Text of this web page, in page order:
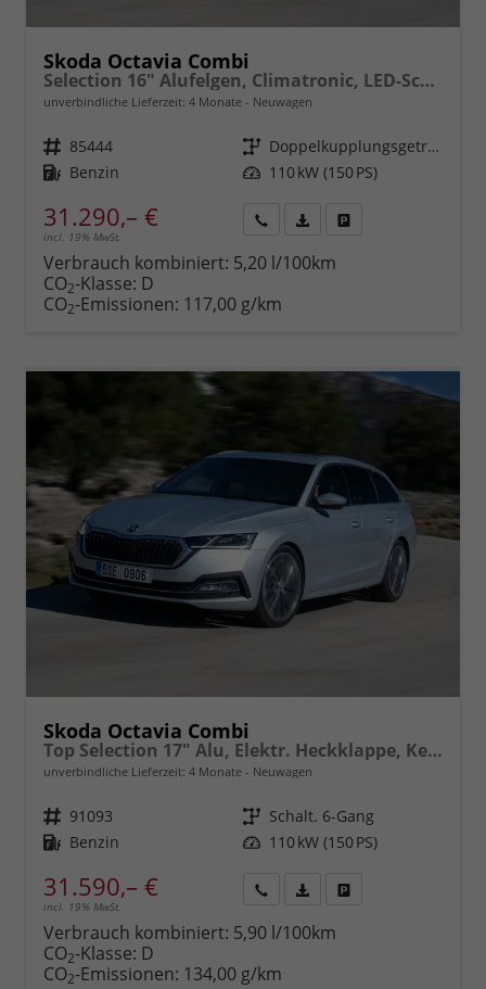
Skoda Octavia Combi
Selection 16" Alufelgen, Climatronic, LED-Scheinwerfer, Parksensoren hinten, Radio 10" + Wireless Smartlink, Tempomat, Multifunktions-Lederlenkrad, Dachreling uvm.
unverbindliche Lieferzeit: 4 Monate Neuwagen
Fahrzeugnr. 85444 Getriebe
Doppelkupplungsgetriebe (DSG)
Kraftstoff Benzin Leistung 110 kW (150 PS)
31.290,– €
incl. 19% MwSt.
anfordern
Datei,
Verbrauch kombiniert: 5,20 l/100km
CO2-Klasse: D
CO2-Emissionen: 117,00 g/km
Skoda Octavia Combi
Top Selection 17" Alu, Elektr. Heckklappe, Kessy+Alarm, Beheizte Frontscheibe, Winterpaket, SunSet, Climatronic, LED-Scheinwerfer, Parksensoren vorn/hinten, Rückfahrkamera, Radio 10" + Wireless Smartlink, ACC uvm.
unverbindliche Lieferzeit: 4 Monate Neuwagen
Fahrzeugnr. 91093 Getriebe Schalt. 6-Gang
Kraftstoff Benzin Leistung 110 kW (150 PS)
31.590,– €
incl. 19% MwSt.
anfordern
Datei,
Verbrauch kombiniert: 5,90 l/100km
CO2-Klasse: D
CO2-Emissionen: 134,00 g/km